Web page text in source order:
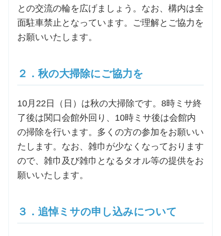
三田助祭の講座
オルガンメディテーション
ご利用にあたって
交通・アクセス
との交流の輪を広げましょう。なお、構内は全
面駐車禁止となっています。ご理解とご協力を
お願いいたします。
２．秋の大掃除にご協力を
10月22日（日）は秋の大掃除です。8時ミサ終
了後は関口会館外回り、10時ミサ後は会館内
の掃除を行います。多くの方の参加をお願いい
たします。なお、雑巾が少なくなっております
ので、雑巾及び雑巾となるタオル等の提供をお
願いいたします。
３．追悼ミサの申し込みについて